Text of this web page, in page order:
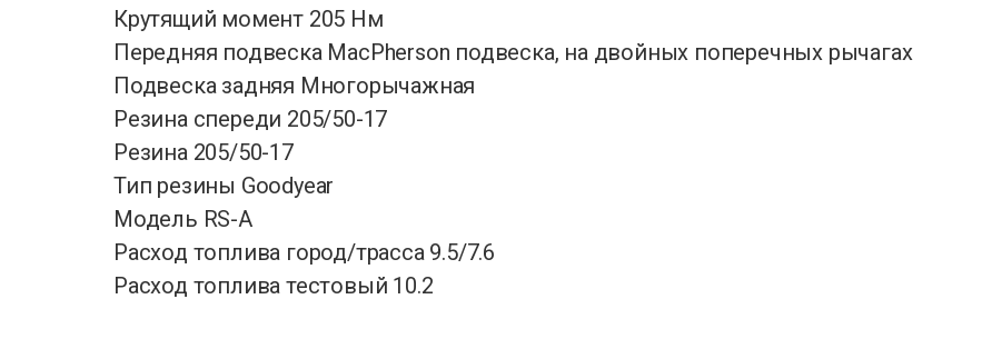
Крутящий момент 205 Нм
Передняя подвеска MacPherson подвеска, на двойных поперечных рычагах
Подвеска задняя Многорычажная
Резина спереди 205/50-17
Резина 205/50-17
Тип резины Goodyear
Модель RS-A
Расход топлива город/трасса 9.5/7.6
Расход топлива тестовый 10.2